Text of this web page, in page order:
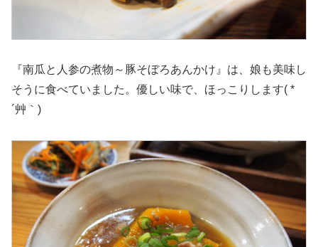
『南瓜と人参の煮物～豚そぼろあんかけ』は、娘も美味し
そうに食べていました。優しい味で、ほっこりします( *
´艸｀)